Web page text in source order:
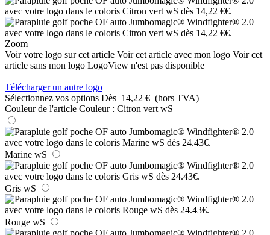
Zoom
Voir votre logo sur cet article Voir cet article avec mon logo Voir cet
article sans mon logo LogoView n'est pas disponible
Télécharger un autre logo
Sélectionnez vos options Dès 14,22 € (hors TVA)
Couleur de l'article Couleur : Citron vert wS
Marine wS
Gris wS
Rouge wS